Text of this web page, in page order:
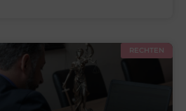
RECHTEN